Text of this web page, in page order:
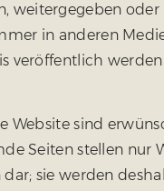
weitergegeben oder
in anderen
veröffentlich werden.
Website sind
Seiten stellen nur
dar; sie werden